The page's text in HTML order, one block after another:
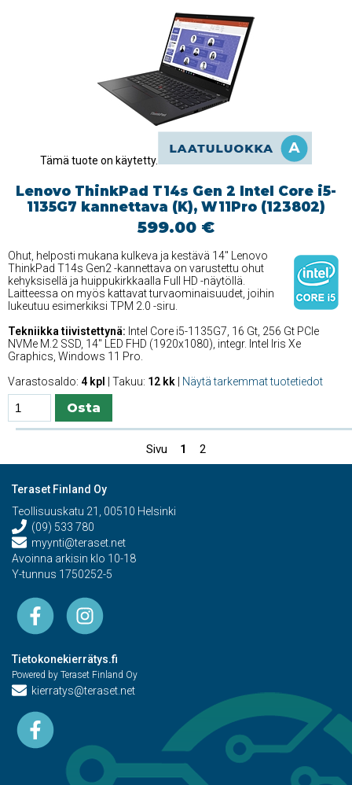
Tämä tuote on käytetty.
Lenovo ThinkPad T14s Gen 2 Intel Core i5-
1135G7 kannettava (K), W11Pro (123802)
599.00 €
Ohut, helposti mukana kulkeva ja kestävä 14'' Lenovo
ThinkPad T14s Gen2 -kannettava on varustettu ohut
kehyksisellä ja huippukirkkaalla Full HD -näytöllä.
Laitteessa on myös kattavat turvaominaisuudet, joihin
lukeutuu esimerkiksi TPM 2.0 -siru.
Tekniikka tiivistettynä: Intel Core i5-1135G7, 16 Gt, 256 Gt PCIe
NVMe M.2 SSD, 14'' LED FHD (1920x1080), integr. Intel Iris Xe
Graphics, Windows 11 Pro.
Varastosaldo: 4 kpl | Takuu: 12 kk Näytä tarkemmat tuotetiedot
Sivu 1 2
Teraset Finland Oy
Teollisuuskatu 21, 00510 Helsinki
(09) 533 780
myynti@teraset.net
Avoinna arkisin klo 10-18
Y-tunnus 1750252-5
Tietokonekierrätys.fi
Powered by Teraset Finland Oy
kierratys@teraset.net